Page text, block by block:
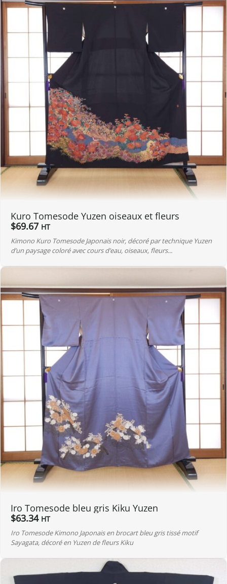
Kuro Tomesode Yuzen oiseaux et fleurs
$69.67 HT
Kimono Kuro Tomesode Japonais noir, décoré par technique Yuzen
d’un paysage coloré avec cours d’eau, oiseaux, fleurs...
Iro Tomesode bleu gris Kiku Yuzen
$63.34 HT
Iro Tomesode Kimono Japonais en brocart bleu gris tissé motif
Sayagata, décoré en Yuzen de fleurs Kiku